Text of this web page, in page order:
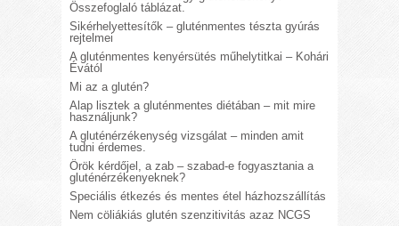
Összefoglaló táblázat.
Sikérhelyettesítők – gluténmentes tészta gyúrás
rejtelmei
A gluténmentes kenyérsütés műhelytitkai – Kohári
Évától
Mi az a glutén?
Alap lisztek a gluténmentes diétában – mit mire
használjunk?
A gluténérzékenység vizsgálat – minden amit
tudni érdemes.
Örök kérdőjel, a zab – szabad-e fogyasztania a
gluténérzékenyeknek?
Speciális étkezés és mentes étel házhozszállítás
Nem cöliákiás glutén szenzitivitás azaz NCGS